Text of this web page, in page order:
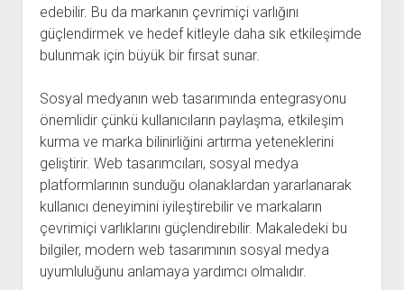
edebilir. Bu da markanın çevrimiçi varlığını
güçlendirmek ve hedef kitleyle daha sık etkileşimde
bulunmak için büyük bir fırsat sunar.
Sosyal medyanın web tasarımında entegrasyonu
önemlidir çünkü kullanıcıların paylaşma, etkileşim
kurma ve marka bilinirliğini artırma yeteneklerini
geliştirir. Web tasarımcıları, sosyal medya
platformlarının sunduğu olanaklardan yararlanarak
kullanıcı deneyimini iyileştirebilir ve markaların
çevrimiçi varlıklarını güçlendirebilir. Makaledeki bu
bilgiler, modern web tasarımının sosyal medya
uyumluluğunu anlamaya yardımcı olmalıdır.